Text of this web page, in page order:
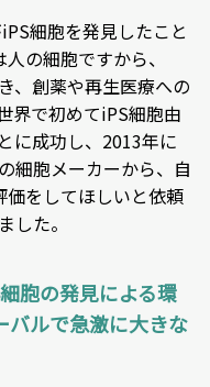
細胞を発見したこと
の細胞ですから、
、創薬や再生医療への
界で初めてiPS細胞由
に成功し、2013年に
細胞メーカーから、自
をしてほしいと依頼
した。
胞の発見による環
バルで急激に大きな